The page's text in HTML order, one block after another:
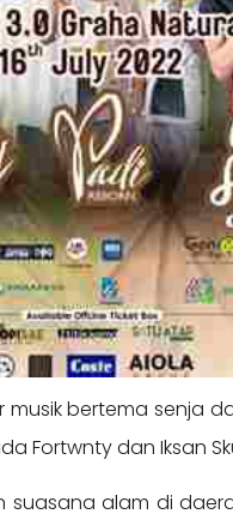
musik bertema senja
Fortwnty dan Iksan
suasana alam di